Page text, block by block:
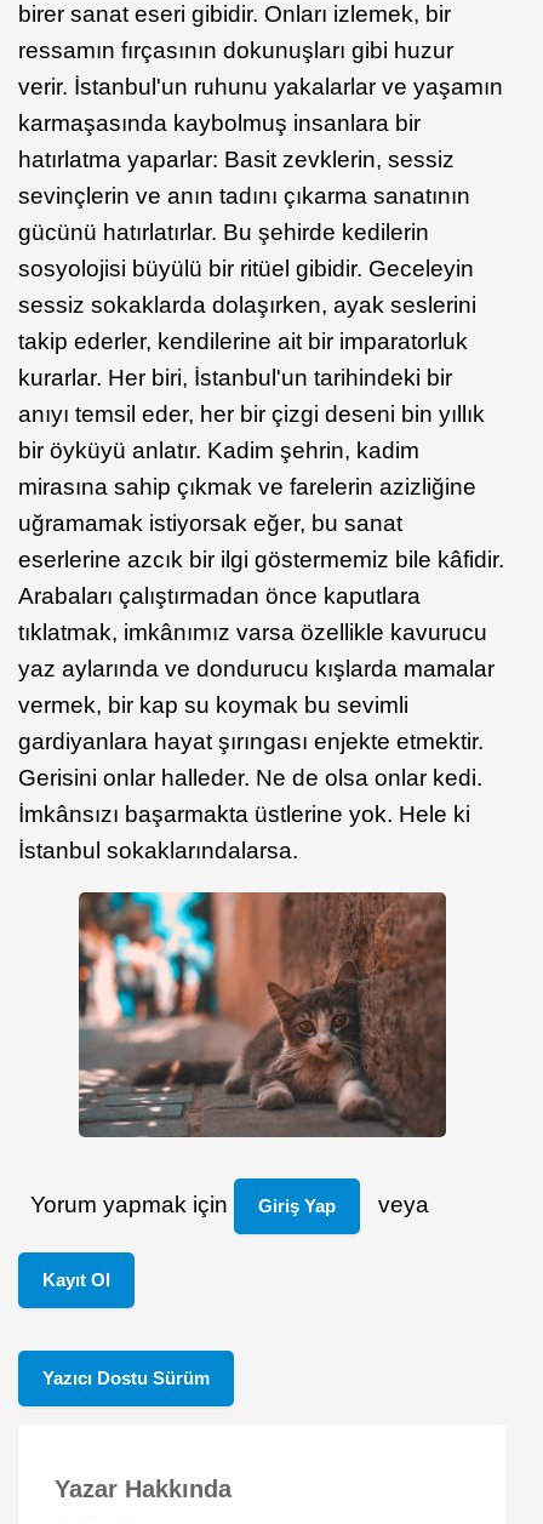
birer sanat eseri gibidir. Onları izlemek, bir
ressamın fırçasının dokunuşları gibi huzur
verir. İstanbul'un ruhunu yakalarlar ve yaşamın
karmaşasında kaybolmuş insanlara bir
hatırlatma yaparlar: Basit zevklerin, sessiz
sevinçlerin ve anın tadını çıkarma sanatının
gücünü hatırlatırlar. Bu şehirde kedilerin
sosyolojisi büyülü bir ritüel gibidir. Geceleyin
sessiz sokaklarda dolaşırken, ayak seslerini
takip ederler, kendilerine ait bir imparatorluk
kurarlar. Her biri, İstanbul'un tarihindeki bir
anıyı temsil eder, her bir çizgi deseni bin yıllık
bir öyküyü anlatır. Kadim şehrin, kadim
mirasına sahip çıkmak ve farelerin azizliğine
uğramamak istiyorsak eğer, bu sanat
eserlerine azcık bir ilgi göstermemiz bile kâfidir.
Arabaları çalıştırmadan önce kaputlara
tıklatmak, imkânımız varsa özellikle kavurucu
yaz aylarında ve dondurucu kışlarda mamalar
vermek, bir kap su koymak bu sevimli
gardiyanlara hayat şırıngası enjekte etmektir.
Gerisini onlar halleder. Ne de olsa onlar kedi.
İmkânsızı başarmakta üstlerine yok. Hele ki
İstanbul sokaklarındalarsa.
Yorum yapmak için Giriş Yap veya
Kayıt Ol
Yazıcı Dostu Sürüm
Yazar Hakkında